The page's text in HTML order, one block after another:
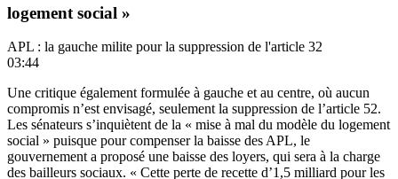
logement social »
APL : la gauche milite pour la suppression de l'article 32
03:44
Une critique également formulée à gauche et au centre, où aucun
compromis n’est envisagé, seulement la suppression de l’article 52.
Les sénateurs s’inquiètent de la « mise à mal du modèle du logement
social » puisque pour compenser la baisse des APL, le
gouvernement a proposé une baisse des loyers, qui sera à la charge
des bailleurs sociaux. « Cette perte de recette d’1,5 milliard pour les